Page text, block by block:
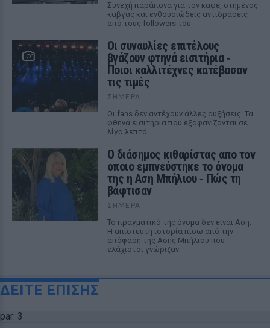
Συνεχή παράπονα για τον καφέ, στημένος
καβγάς και ενθουσιώδεις αντιδράσεις
από τους followers του
Οι συναυλίες επιτέλους
βγάζουν φτηνά εισιτήρια ‑
Ποιοι καλλιτέχνες κατέβασαν
τις τιμές
ΣΉΜΕΡΑ
Οι fans δεν αντέχουν άλλες αυξήσεις: Τα
φθηνά εισιτήρια που εξαφανίζονται σε
λίγα λεπτά
Ο διάσημος κιθαρίστας απο τον
οποιο εμπνεύστηκε το όνομα
της η Αση Μπήλιου ‑ Πώς τη
βάφτισαν
ΣΉΜΕΡΑ
Το πραγματικό της όνομα δεν είναι Αση:
Η απίστευτη ιστορία πίσω από την
απόφαση της Ασης Μπήλιου που
ελάχιστοι γνώριζαν
ΔΕΙΤΕ ΕΠΙΣΗΣ
par: 3